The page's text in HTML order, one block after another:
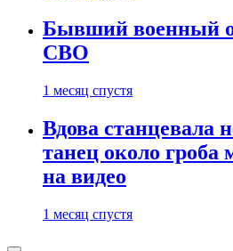
Бывший военный
СВО
1 месяц спустя
Вдова станцевала
танец около гроба
на видео
1 месяц спустя